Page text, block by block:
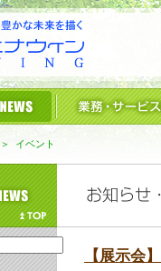
＞ イベント
【展示会